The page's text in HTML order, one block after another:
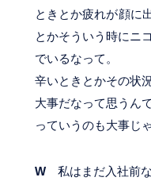
ときとか疲れが顔に
とかそういう時にニ
でいるなって。
辛いときとかその状
大事だなって思うん
っていうのも大事じ
W私はまだ入社前な